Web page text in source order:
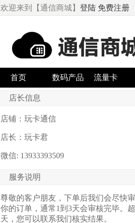
欢迎来到【通信商城】 登陆 免费注册
首页 数码产品 流量卡
店长信息
店铺：玩卡通信
店长：玩卡君
微信: 13933393509
服务说明
尊敬的客户朋友，下单后我们会尽快
你的订单，通常1到3天会审核完毕。
天，您可以联系我们核实结果。